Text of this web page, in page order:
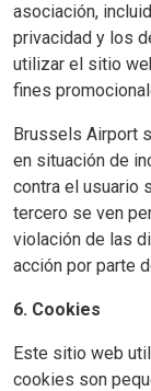
asociación,
privacidad y los
utilizar el sitio
fines
Brussels Airport
en situación de
contra el usuario
tercero se ven
violación de las
acción por parte
6. Cookies
Este sitio web
cookies son